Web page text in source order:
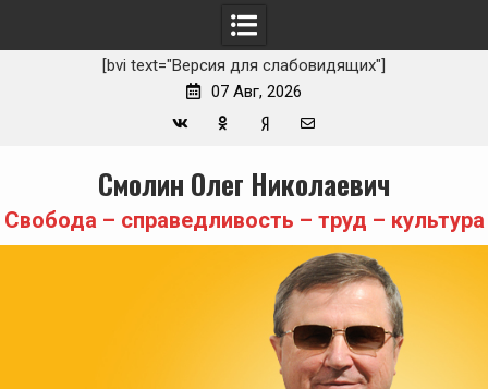
[bvi text="Версия для слабовидящих"]
07 Авг, 2026
Zen
mail
content
Смолин Олег Николаевич
Свобода – справедливость – труд – культура